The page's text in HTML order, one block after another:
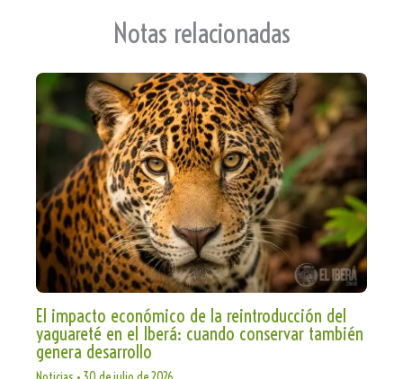
te
Notas relacionadas
El impacto económico de la reintroducción del
yaguareté en el Iberá: cuando conservar también
genera desarrollo